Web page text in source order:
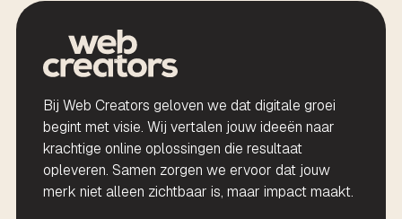
Bij Web Creators geloven we dat digitale groei
begint met visie. Wij vertalen jouw ideeën naar
krachtige online oplossingen die resultaat
opleveren. Samen zorgen we ervoor dat jouw
merk niet alleen zichtbaar is, maar impact maakt.